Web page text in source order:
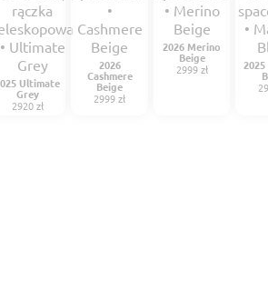
Ultimate
Grey
2920 zł
2026
Cashmere
Beige
2999 zł
2026 Merino
Beige
2999 zł